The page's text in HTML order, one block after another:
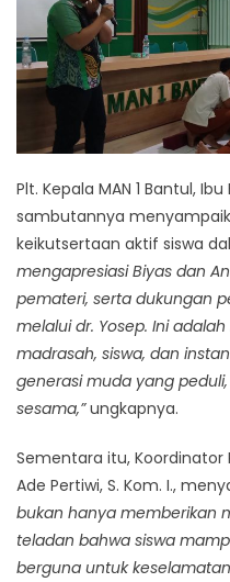
Plt. Kepala MAN 1 Bantul,
sambutannya
keikutsertaan aktif siswa
mengapresiasi Biyas dan
pemateri, serta dukungan
melalui dr. Yosep. Ini
madrasah, siswa, dan
generasi muda yang
sesama,”ungkapnya.
Sementara itu, Koordinator
Ade Pertiwi, S. Kom. I.,
bukan hanya memberikan
teladan bahwa siswa
berguna untuk